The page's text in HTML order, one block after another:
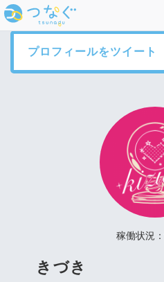
プロフィールをツイート
稼働状況
きづき